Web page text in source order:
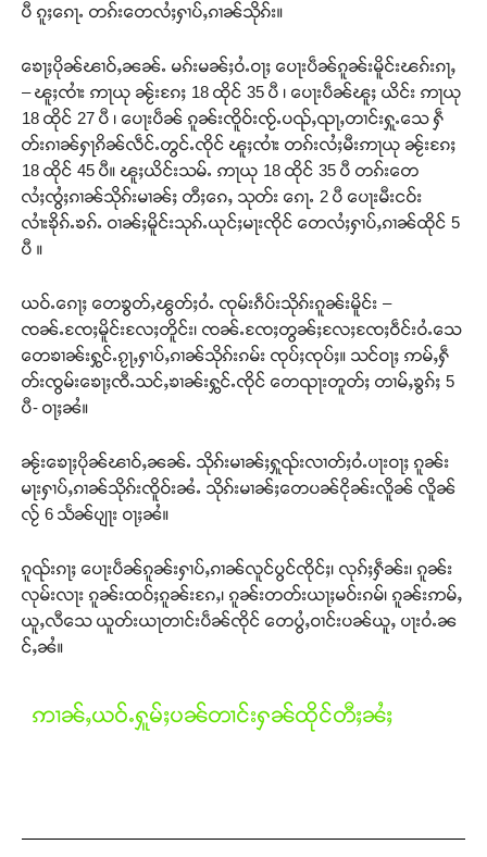
ပီ ၵူႈၵေႃႉ တၵ်းတေလႆႈႁၢပ်ႇၵၢၼ်သိုၵ်း။
ၶေႃႈပိုၼ်ၽၢဝ်ႇၼၼ်ႉ မၵ်းမၼ်ႈဝႆႉဝႃႈ ပေႃးပဵၼ်ၵူၼ်းမိူင်းၽၵ်းၵႃႇ
– ၽူႈၸၢႆး ဢႃယု ၼႂ်းၵႄႈ 18 ထိုင် 35 ပီ ၊ ပေႃးပဵၼ်ၽူႈ ယိင်း ဢႃယု
18 ထိုင် 27 ပီ ၊ ပေႃးပဵၼ် ၵူၼ်းၸိူဝ်းၸႂ်ႉပၺ်ႇၺႃႇတၢင်းႁူႉသေ ႁဵ
တ်းၵၢၼ်ႁႃၵိၼ်လဵင်ႉတွင်ႉၸိုင် ၽူႈၸၢႆး တၵ်းလႆႈမီးဢႃယု ၼႂ်းၵႄႈ
18 ထိုင် 45 ပီ။ ၽူႈယိင်းသမ်ႉ ဢႃယု 18 ထိုင် 35 ပီ တၵ်းတေ
လႆႈၸွႆႈၵၢၼ်သိုၵ်းမၢၼ်ႈ တီႈၵေႇ သုတ်း ၵေႃႉ 2 ပီ ပေႃးမီးငဝ်း
လၢႆးၶိုၵ်ႉၶၵ်ႉ ဝၢၼ်ႈမိူင်းသုၵ်ႉယုင်ႈမႃးၸိုင် တေလႆႈႁၢပ်ႇၵၢၼ်ထိုင် 5
ပီ ။
ယဝ်ႉၵေႃႈ တေၶွတ်ႇၽွတ်ႈဝႆႉ ၸုမ်းၵဵပ်းသိုၵ်းၵူၼ်းမိူင်း –
ၸၼ်ႉၸႄႈမိူင်းလႄႈတိူင်း၊ ၸၼ်ႉၸႄႈတွၼ်ႈလႄႈၸႄႈဝဵင်းဝႆႉသေ
တေၶၢၼ်းႁွင်ႉၵႂႃႇႁၢပ်ႇၵၢၼ်သိုၵ်းၵမ်း ၸုပ်ႈၸုပ်ႈ။ သင်ဝႃႈ ဢမ်ႇႁဵ
တ်းၸွမ်းၶေႃႈၸီႉသင်ႇၶၢၼ်းႁွင်ႉၸိုင် တေၺႃးတူတ်ႈ တၢမ်ႇၶွၵ်ႈ 5
ပီ- ဝႃႈၼႆ။
ၼႂ်းၶေႃႈပိုၼ်ၽၢဝ်ႇၼၼ်ႉ သိုၵ်းမၢၼ်ႈႁူၺ်းလၢတ်ႈဝႆႉပႃးဝႃႈ ၵူၼ်း
မႃးႁၢပ်ႇၵၢၼ်သိုၵ်းၸိူဝ်းၼႆႉ သိုၵ်းမၢၼ်ႈတေပၼ်ငိုၼ်းလိူၼ် လိူၼ်
လႂ် 6 သႅၼ်ပျႃး ဝႃႈၼႆ။
ၵူၺ်းၵႃႈ ပေႃးပဵၼ်ၵူၼ်းႁၢပ်ႇၵၢၼ်လူင်ပွင်ၸိုင်ႈ၊ လုၵ်ႈႁဵၼ်း၊ ၵူၼ်း
လုမ်းလႃး ၵူၼ်းထဝ်ႈၵူၼ်းၵႄႇ၊ ၵူၼ်းတတ်းယႃႈမဝ်းၵမ်၊ ၵူၼ်းဢမ်ႇ
ယူႇလီသေ ယူတ်းယႃတၢင်းပဵၼ်ၸိုင် တေပွႆႇဝၢင်းပၼ်ယူႇ ပႃးဝႆႉၼ
င်ႇၼႆ။
ဢၢၼ်ႇယဝ်ႉႁူမ်ႈပၼ်တၢင်းႁၼ်ထိုင်တီႈၼႆႈ